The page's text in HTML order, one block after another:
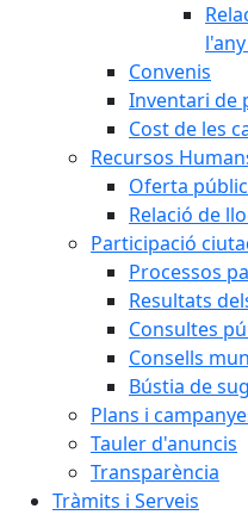
Convenis
Inventari de
Cost de les
Recursos
Oferta
Relació de
Participació
Processos
Resultats
Consultes
Consells
Bústia de
Plans i
Tauler d'anuncis
Transparència
Tràmits i Serveis